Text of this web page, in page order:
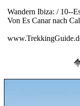
Wandern Ibiza: / 10--
Von Es Canar nach